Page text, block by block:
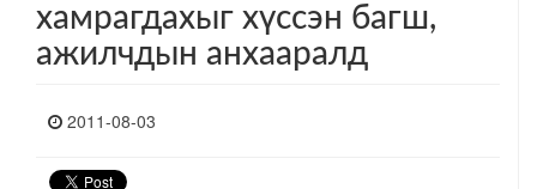
хамрагдахыг хүссэн багш,
ажилчдын анхааралд
2011-08-03